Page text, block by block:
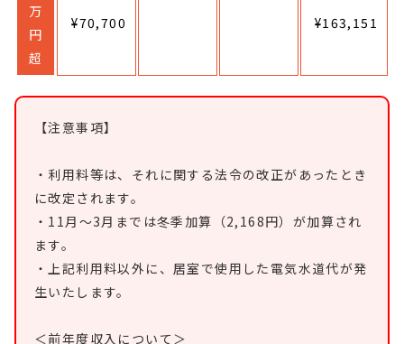
万
円
超
¥70,700 ¥163,151
【注意事項】
・利用料等は、それに関する法令の改正があったとき
に改定されます。
・11月～3月までは冬季加算（2,168円）が加算され
ます。
・上記利用料以外に、居室で使用した電気水道代が発
生いたします。
＜前年度収入について＞